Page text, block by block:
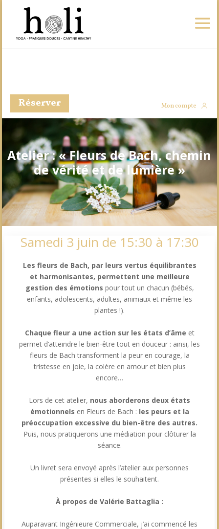
Réserver Mon compte
Atelier : « Fleurs de Bach, chemin
de vérité et de lumière »
Samedi 3 juin de 15:30 à 17:30
Les fleurs de Bach, par leurs vertus équilibrantes
et harmonisantes, permettent une meilleure
gestion des émotions pour tout un chacun (bébés,
enfants, adolescents, adultes, animaux et même les
plantes !).
Chaque fleur a une action sur les états d’âme et
permet d’atteindre le bien-être tout en douceur : ainsi, les
fleurs de Bach transforment la peur en courage, la
tristesse en joie, la colère en amour et bien plus
encore…
Lors de cet atelier, nous aborderons deux états
émotionnels en Fleurs de Bach : les peurs et la
préoccupation excessive du bien-être des autres.
Puis, nous pratiquerons une médiation pour clôturer la
séance.
Un livret sera envoyé après l’atelier aux personnes
présentes si elles le souhaitent.
À propos de Valérie Battaglia :
Auparavant Ingénieure Commerciale, j’ai commencé les